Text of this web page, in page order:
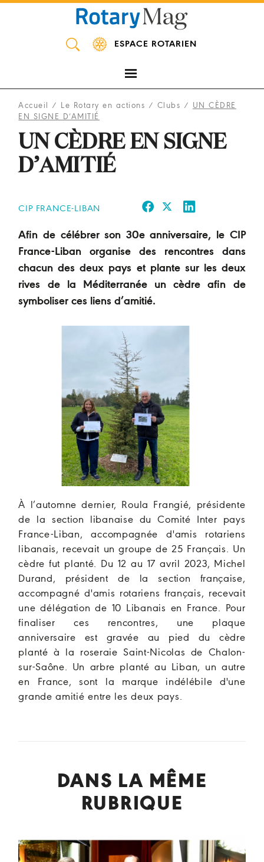
ESPACE ROTARIEN
Accueil / Le Rotary en actions / Clubs / UN CÈDRE
EN SIGNE D’AMITIÉ
UN CÈDRE EN SIGNE
D’AMITIÉ
CIP FRANCE-LIBAN
Afin de célébrer son 30e anniversaire, le CIP
France-Liban organise des rencontres dans
chacun des deux pays et plante sur les deux
rives de la Méditerranée un cèdre afin de
symboliser ces liens d’amitié.
À l’automne dernier, Roula Frangié, présidente
de la section libanaise du Comité Inter pays
France-Liban, accompagnée d'amis rotariens
libanais, recevait un groupe de 25 Français. Un
cèdre fut planté. Du 12 au 17 avril 2023, Michel
Durand, président de la section française,
accompagné d'amis rotariens français, recevait
une délégation de 10 Libanais en France. Pour
finaliser ces rencontres, une plaque
anniversaire est gravée au pied du cèdre
planté à la roseraie Saint-Nicolas de Chalon-
sur-Saône. Un arbre planté au Liban, un autre
en France, sont la marque indélébile d'une
grande amitié entre les deux pays.
DANS LA MÊME
RUBRIQUE
Panneau de gestion des cookies